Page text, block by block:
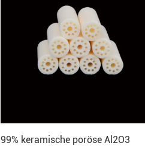
99% keramische poröse Al2O3